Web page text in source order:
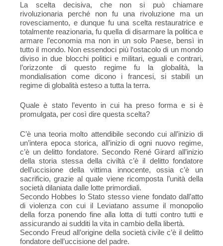
La scelta decisiva, che non si può chiamare
rivoluzionaria perché non fu una rivoluzione ma un
rovesciamento, e dunque fu una scelta restauratrice e
totalmente reazionaria, fu quella di disarmare la politica e
armare l’economia ma non in un solo Paese, bensì in
tutto il mondo. Non essendoci più l‘ostacolo di un mondo
diviso in due blocchi politici e militari, eguali e contrari,
l’orizzonte di questo regime fu la globalità, la
mondialisation come dicono i francesi, si stabilì un
regime di globalità esteso a tutta la terra.
Quale è stato l’evento in cui ha preso forma e si è
promulgata, per così dire questa scelta?
C’è una teoria molto attendibile secondo cui all’inizio di
un’intera epoca storica, all’inizio di ogni nuovo regime,
c’è un delitto fondatore. Secondo René Girard all’inizio
della storia stessa della civiltà c’è il delitto fondatore
dell’uccisione della vittima innocente, ossia c’è un
sacrificio, grazie al quale viene ricomposta l’unità della
società dilaniata dalle lotte primordiali.
Secondo Hobbes lo Stato stesso viene fondato dall’atto
di violenza con cui il Leviatano assume il monopolio
della forza ponendo fine alla lotta di tutti contro tutti e
assicurando ai sudditi la vita in cambio della libertà.
Secondo Freud all’origine della società civile c’è il delitto
fondatore dell’uccisione del padre.